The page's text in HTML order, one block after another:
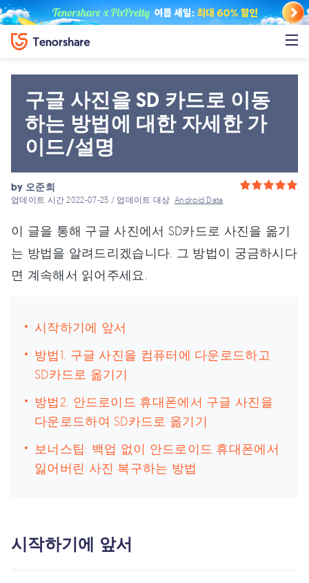
구글 사진을 SD 카드로 이동
하는 방법에 대한 자세한 가
이드/설명
by 오준희
업데이트 시간 2022-07-25 / 업데이트 대상Android Data
이 글을 통해 구글 사진에서 SD카드로 사진을 옮기
는 방법을 알려드리겠습니다. 그 방법이 궁금하시다
면 계속해서 읽어주세요.
시작하기에 앞서
방법1. 구글 사진을 컴퓨터에 다운로드하고
SD카드로 옮기기
방법2. 안드로이드 휴대폰에서 구글 사진을
다운로드하여 SD카드로 옮기기
보너스팁: 백업 없이 안드로이드 휴대폰에서
잃어버린 사진 복구하는 방법
시작하기에 앞서